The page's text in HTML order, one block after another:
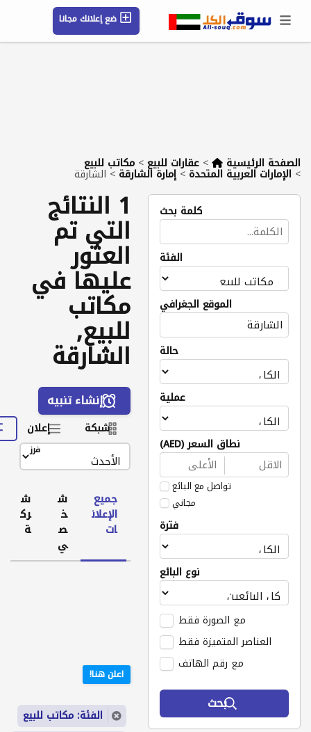
ضع إعلانك مجانا
حسابي / تسجيل
الصفحة الرئيسية > عقارات للبيع> مكاتب للبيع
> الإمارات العربية المتحدة > إمارة الشارقة > الشارقة
كلمة بحث
الفئة
الموقع الجغرافي
حالة
عملية
نطاق السعر (AED)
تواصل مع البائع
مجاني
فترة
نوع البائع
مع الصورة فقط
العناصر المتميزة فقط
مع رقم الهاتف
بحث
1 النتائج
التي تم
العثور
عليها في
مكاتب
للبيع,
الشارقة
إنشاء تنبيه
شبكة إعلان
فرز
جميع
الإعلان
ات
ش
خ
ص
ي
ش
رك
ة
اعلن هنا!
الفئة: مكاتب للبيع